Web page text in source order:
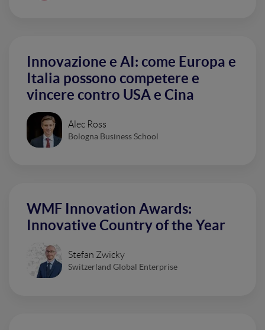
Innovazione e AI: come Europa e
Italia possono competere e
vincere contro USA e Cina
Alec Ross
Bologna Business School
WMF Innovation Awards:
Innovative Country of the Year
Stefan Zwicky
Switzerland Global Enterprise